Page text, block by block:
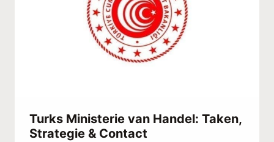
Turks Ministerie van Handel: Taken,
Strategie & Contact